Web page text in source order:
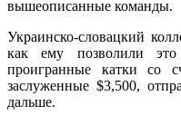
вышеописанные команды.
Украинско-словацкий
как ему позволили
проигранные катки со
заслуженные $3,500,
дальше.